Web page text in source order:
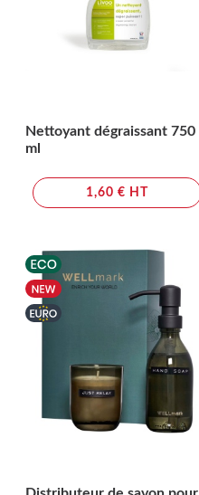
Nettoyant dégraissant 750
ml
1,60 € HT